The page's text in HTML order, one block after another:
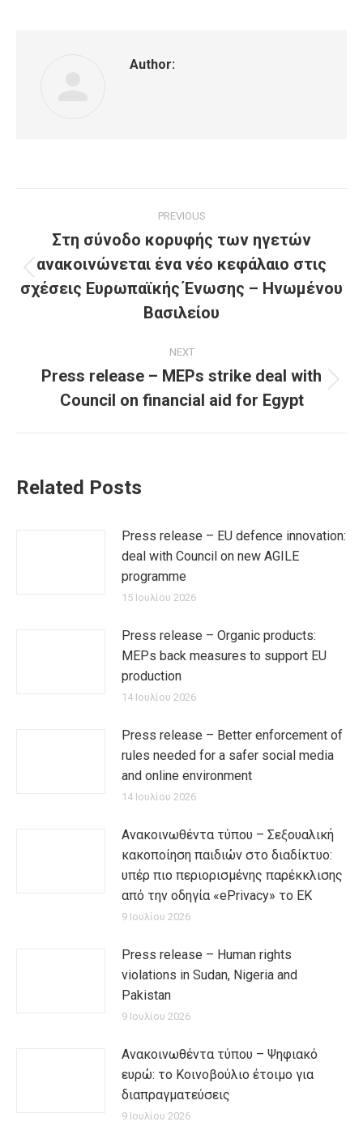
Author:
navigation
PREVIOUS
post:
Στη σύνοδο κορυφής των ηγετών
ανακοινώνεται ένα νέο κεφάλαιο στις
σχέσεις Ευρωπαϊκής Ένωσης – Ηνωμένου
Βασιλείου
NEXT
post:
Press release – MEPs strike deal with
Council on financial aid for Egypt
Related Posts
Press release – EU defence innovation:
deal with Council on new AGILE
programme
15 Ιουλίου 2026
Press release – Organic products:
MEPs back measures to support EU
production
14 Ιουλίου 2026
Press release – Better enforcement of
rules needed for a safer social media
and online environment
14 Ιουλίου 2026
Ανακοινωθέντα τύπου – Σεξουαλική
κακοποίηση παιδιών στο διαδίκτυο:
υπέρ πιο περιορισμένης παρέκκλισης
από την οδηγία «ePrivacy» το ΕΚ
9 Ιουλίου 2026
Press release – Human rights
violations in Sudan, Nigeria and
Pakistan
9 Ιουλίου 2026
Ανακοινωθέντα τύπου – Ψηφιακό
ευρώ: το Κοινοβούλιο έτοιμο για
διαπραγματεύσεις
9 Ιουλίου 2026